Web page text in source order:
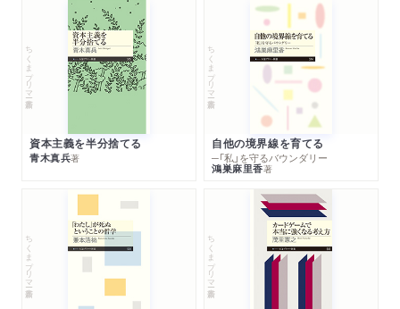
ちくまプリマー新書
資本主義を半分捨てる
青木真兵著
ちくまプリマー新書
自他の境界線を育てる
─「私」を守るバウンダリー
鴻巣麻里香著
ちくまプリマー新書 ちくまプリマー新書